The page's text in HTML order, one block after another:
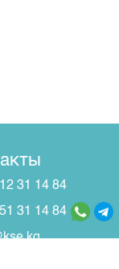
31 14 84
31 14 84